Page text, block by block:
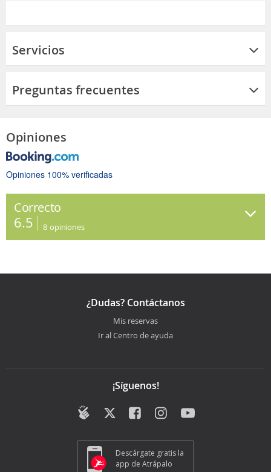
Servicios
Preguntas frecuentes
Opiniones
Opiniones 100% verificadas
Correcto
6.5 8 opiniones
¿Dudas? Contáctanos
Mis reservas
Ir al Centro de ayuda
¡Síguenos!
Descárgate gratis la
app de Atrápalo